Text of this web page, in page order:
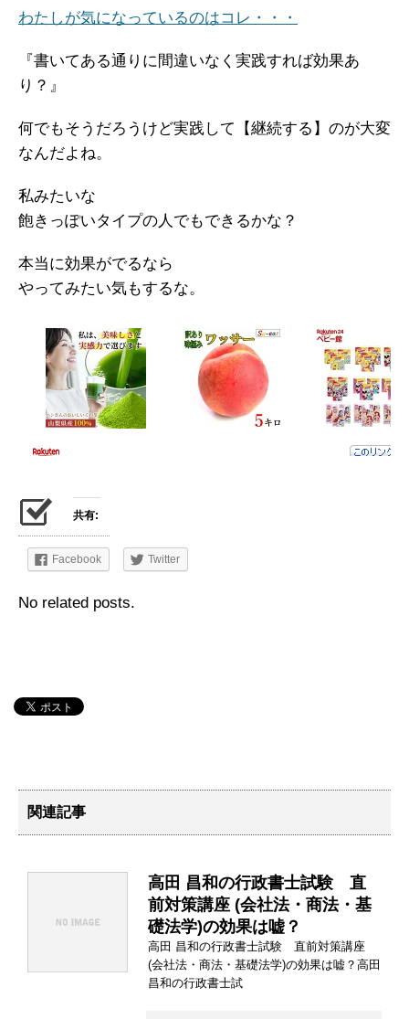
わたしが気になっているのはコレ・・・
『書いてある通りに間違いなく実践すれば効果あ
り？』
何でもそうだろうけど実践して【継続する】のが大変
なんだよね。
私みたいな
飽きっぽいタイプの人でもできるかな？
本当に効果がでるなら
やってみたい気もするな。
共有:
Facebook Twitter
No related posts.
関連記事
高田 昌和の行政書士試験 直
前対策講座 (会社法・商法・基
礎法学)の効果は嘘？
高田 昌和の行政書士試験 直前対策講座
(会社法・商法・基礎法学)の効果は嘘？高田
昌和の行政書士試